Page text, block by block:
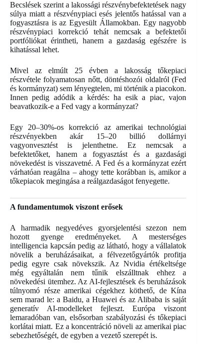
Becslések szerint a lakossági részvénybefektetések nagy
súlya miatt a részvénypiaci esés jelentős hatással van a
fogyasztásra is az Egyesült Államokban. Egy nagyobb
részvénypiaci korrekció tehát nemcsak a befektetői
portfóliókat érintheti, hanem a gazdaság egészére is
kihatással lehet.
Mivel az elmúlt 25 évben a lakosság tőkepiaci
részvétele folyamatosan nőtt, döntéshozói oldalról (Fed
és kormányzat) sem lényegtelen, mi történik a piacokon.
Innen pedig adódik a kérdés: ha esik a piac, vajon
beavatkozik-e a Fed vagy a kormányzat?
Egy 20–30%-os korrekció az amerikai technológiai
részvényekben akár 15–20 billió dollárnyi
vagyonvesztést is jelenthetne. Ez nemcsak a
befektetőket, hanem a fogyasztást és a gazdasági
növekedést is visszavetné. A Fed és a kormányzat ezért
várhatóan reagálna – ahogy tette korábban is, amikor a
tőkepiacok megingása a reálgazdaságot fenyegette.
A fundamentumok viszont erősek
A harmadik negyedéves gyorsjelentési szezon nem
hozott gyenge eredményeket. A mesterséges
intelligencia kapcsán pedig az látható, hogy a vállalatok
növelik a beruházásaikat, a félvezetőgyártók profitja
pedig egyre csak növekszik. Az Nvidia értékeltsége
még egyáltalán nem tűnik elszálltnak ehhez a
növekedési ütemhez. Az AI-fejlesztések és beruházások
túlnyomó része amerikai cégekhez köthető, de Kína
sem marad le: a Baidu, a Huawei és az Alibaba is saját
generatív AI-modelleket fejleszt. Európa viszont
lemaradóban van, elsősorban szabályozási és tőkepiaci
korlátai miatt. Ez a koncentráció növeli az amerikai piac
sebezhetőségét, de egyben a vezető szerepét is.